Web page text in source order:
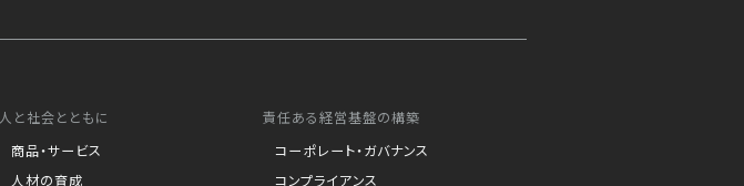
人と社会とともに
商品・サービス
人材の育成
責任ある経営基盤の構築
コーポレート・ガバナンス
コンプライアンス